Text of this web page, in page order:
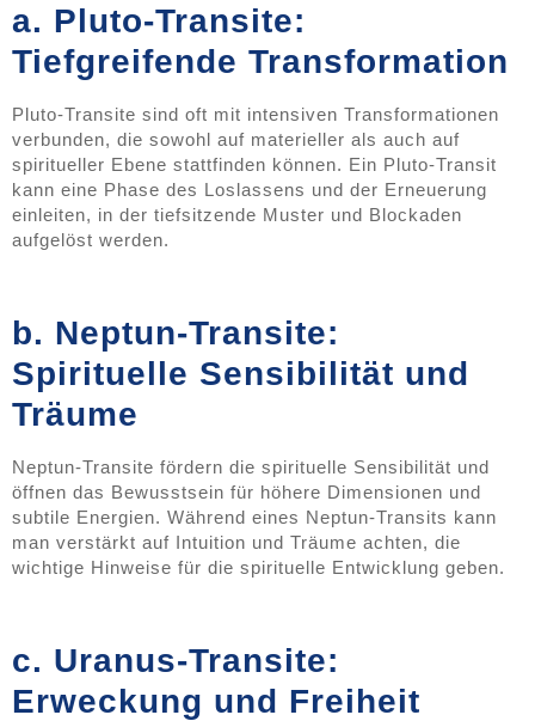
a. Pluto-Transite:
Tiefgreifende Transformation
Pluto-Transite sind oft mit intensiven Transformationen
verbunden, die sowohl auf materieller als auch auf
spiritueller Ebene stattfinden können. Ein Pluto-Transit
kann eine Phase des Loslassens und der Erneuerung
einleiten, in der tiefsitzende Muster und Blockaden
aufgelöst werden.
b. Neptun-Transite:
Spirituelle Sensibilität und
Träume
Neptun-Transite fördern die spirituelle Sensibilität und
öffnen das Bewusstsein für höhere Dimensionen und
subtile Energien. Während eines Neptun-Transits kann
man verstärkt auf Intuition und Träume achten, die
wichtige Hinweise für die spirituelle Entwicklung geben.
c. Uranus-Transite:
Erweckung und Freiheit